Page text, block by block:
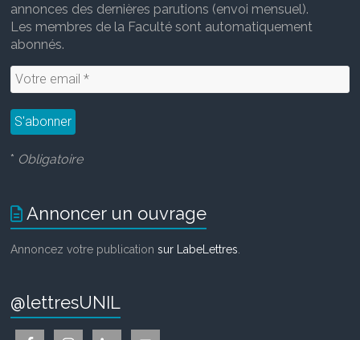
annonces des dernières parutions (envoi mensuel).
Les membres de la Faculté sont automatiquement
abonnés.
* Obligatoire
Annoncer un ouvrage
Annoncez votre publicationsur LabeLettres
@lettresUNIL